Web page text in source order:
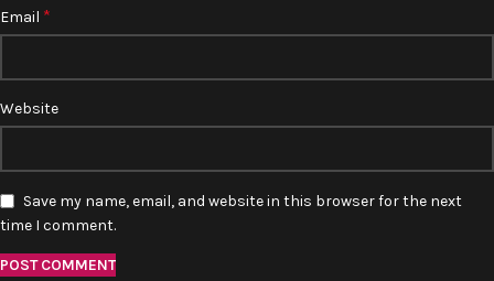
Email *
Website
Save my name, email, and website in this browser for the next
time I comment.